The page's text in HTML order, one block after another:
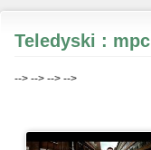
Teledyski : mpc
--> --> --> -->